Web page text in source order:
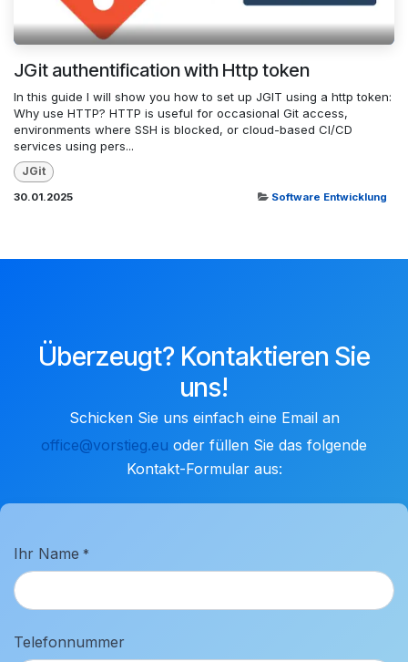
JGit authentification with Http token
In this guide I will show you how to set up JGIT using a http token:
Why use HTTP? HTTP is useful for occasional Git access,
environments where SSH is blocked, or cloud-based CI/CD
services using pers...
JGit
30.01.2025 Software Entwicklung
Überzeugt? Kontaktieren Sie
uns!
Schicken Sie uns einfach eine Email an
office@vorstieg.eu oder füllen Sie ​das folgende
Kontakt-Formular aus:
Ihr Name *
Telefonnummer